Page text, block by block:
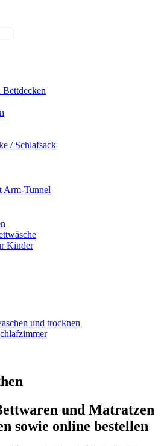
Bettdecken
/ Schlafsack
Arm-Tunnel
Kinder
und trocknen
und Matratzen
sowie online bestellen